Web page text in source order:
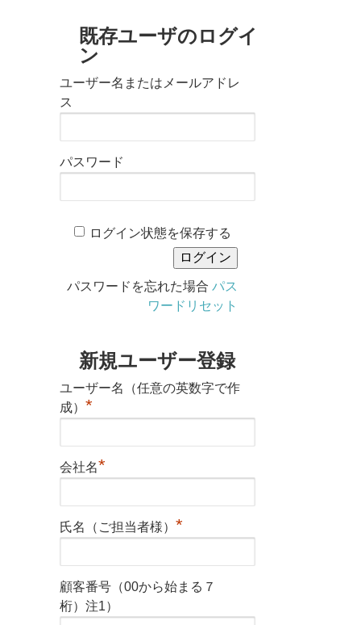
既存ユーザのログイ
ン
ユーザー名またはメールアドレ
ス
パスワード
ログイン状態を保存する
パスワードを忘れた場合 パス
ワードリセット
新規ユーザー登録
ユーザー名（任意の英数字で作
成） *
会社名*
氏名（ご担当者様） *
顧客番号（00から始まる７
桁）注1）